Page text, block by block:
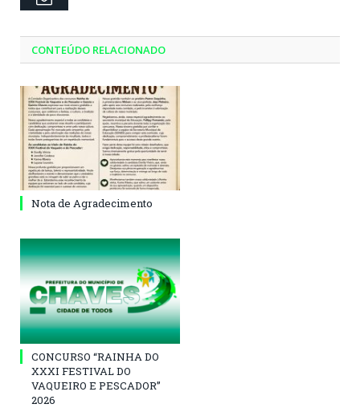
CONTEÚDO RELACIONADO
Nota de Agradecimento
CONCURSO “RAINHA DO
XXXI FESTIVAL DO
VAQUEIRO E PESCADOR”
2026